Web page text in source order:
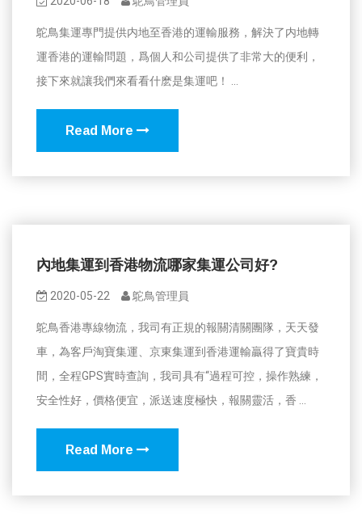
鴕鳥集運專門提供内地至香港的運輸服務，解決了内地轉
運香港的運輸問題，爲個人和公司提供了非常大的便利，
接下來就讓我們來看看什麽是集運吧！ ...
Read More
內地集運到香港物流哪家集運公司好?
2020-05-22 鴕鳥管理員
鴕鳥香港專線物流，我司有正規的報關清關團隊，天天發
車，為客戶淘寶集運、京東集運到香港運輸贏得了寶貴時
間，全程GPS實時查詢，我司具有“過程可控，操作熟練，
安全性好，價格便宜，派送速度極快，報關靈活，香 ...
Read More